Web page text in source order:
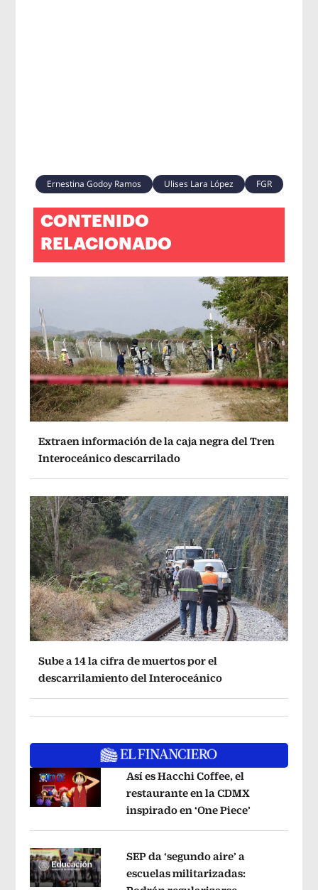
Ernestina Godoy Ramos Ulises Lara López FGR
CONTENIDO
RELACIONADO
Extraen información de la caja negra del Tren
Interoceánico descarrilado
Sube a 14 la cifra de muertos por el
descarrilamiento del Interoceánico
Opens in new window
Así es Hacchi Coffee, el
restaurante en la CDMX
inspirado en ‘One Piece’
SEP da ‘segundo aire’ a
escuelas militarizadas: